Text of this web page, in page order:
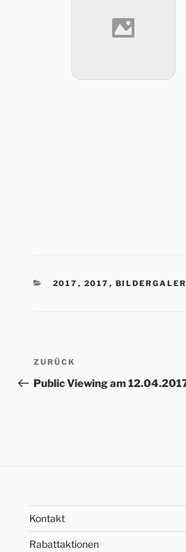
KATEGORIEN
2017 , 2017 ,
Beitrags-
Navigation
Vorheriger
Beitrag
ZURÜCK
Public Viewing am
Kontakt
Rabattaktionen